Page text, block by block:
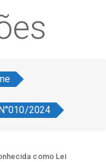
2024
como Lei